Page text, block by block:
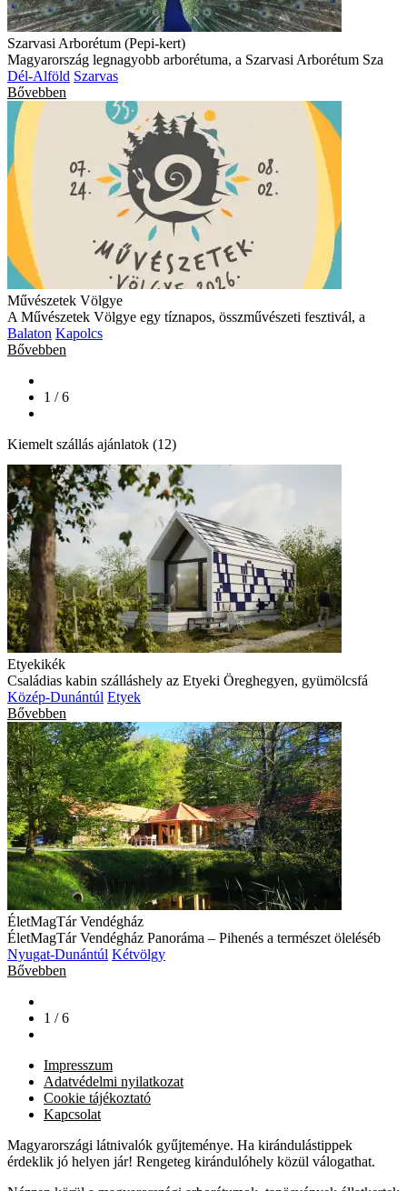
Szarvasi Arborétum (Pepi-kert)
Magyarország legnagyobb arborétuma, a Szarvasi Arborétum Sza
Dél-Alföld Szarvas
Bővebben
Művészetek Völgye
A Művészetek Völgye egy tíznapos, összművészeti fesztivál, a
Balaton Kapolcs
Bővebben
1 / 6
Kiemelt szállás ajánlatok (12)
Etyekikék
Családias kabin szálláshely az Etyeki Öreghegyen, gyümölcsfá
Közép-Dunántúl Etyek
Bővebben
ÉletMagTár Vendégház
ÉletMagTár Vendégház Panoráma – Pihenés a természet öleléséb
Nyugat-Dunántúl Kétvölgy
Bővebben
1 / 6
Impresszum
Adatvédelmi nyilatkozat
Cookie tájékoztató
Kapcsolat
Magyarországi látnivalók gyűjteménye. Ha kirándulástippek
érdeklik jó helyen jár! Rengeteg kirándulóhely közül válogathat.